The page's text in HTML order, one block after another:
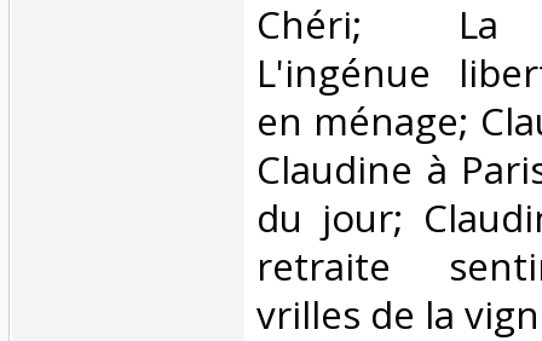
Chéri; La
L'ingénue
en ménage;
Claudine à
du jour;
retraite
vrilles de la